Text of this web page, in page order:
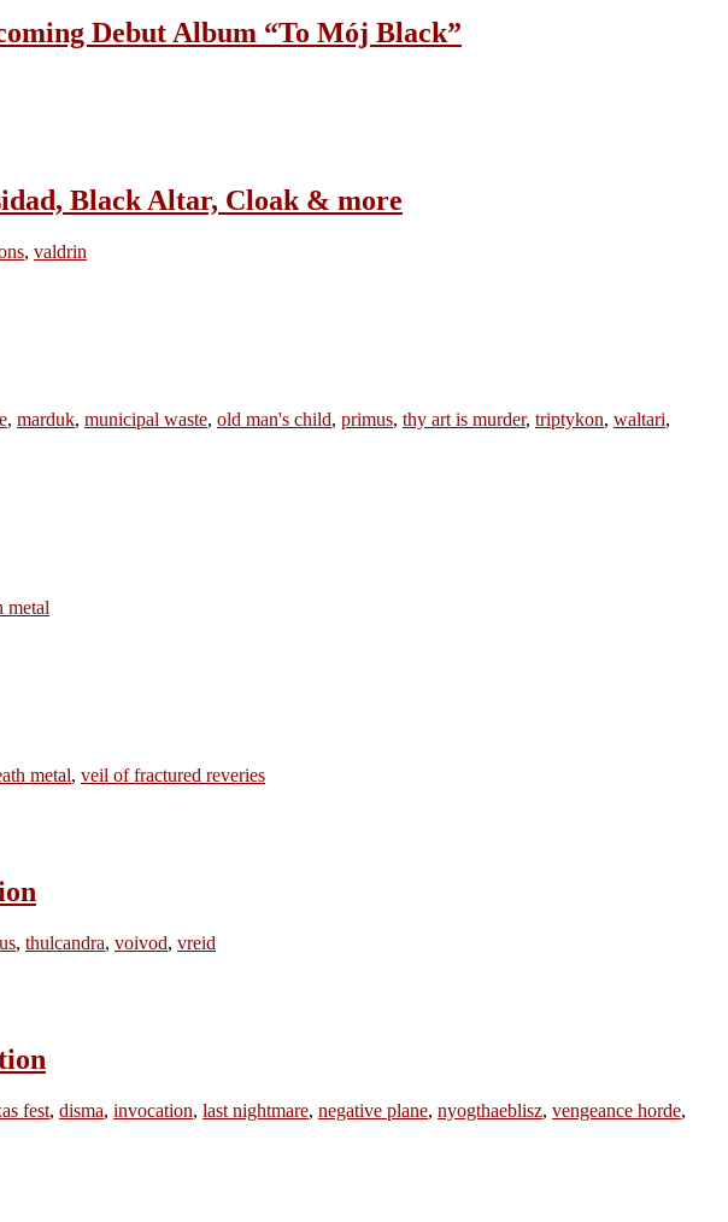
Debut Album “To Mój Black”
Black Altar, Cloak & more
, valdrin
, marduk, municipal waste, old man's child, primus, thy art is murder, triptykon, waltari,
metal
metal, veil of fractured reveries
, thulcandra, voivod, vreid
fest, disma, invocation, last nightmare, negative plane, nyogthaeblisz, vengeance horde,